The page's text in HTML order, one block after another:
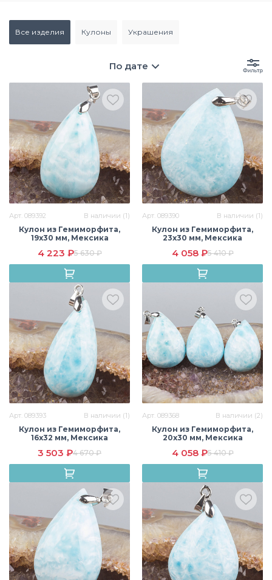
все изделия кулоны украшения
По дате
Арт. 089392 В наличии (1)
Кулон из Гемиморфита,
19х30 мм, Мексика
4 223 ₽5 630 ₽
Арт. 089390 В наличии (1)
Кулон из Гемиморфита,
23х30 мм, Мексика
4 058 ₽5 410 ₽
Арт. 089393 В наличии (1)
Кулон из Гемиморфита,
16х32 мм, Мексика
3 503 ₽4 670 ₽
Арт. 089368 В наличии (2)
Кулон из Гемиморфита,
20х30 мм, Мексика
4 058 ₽5 410 ₽